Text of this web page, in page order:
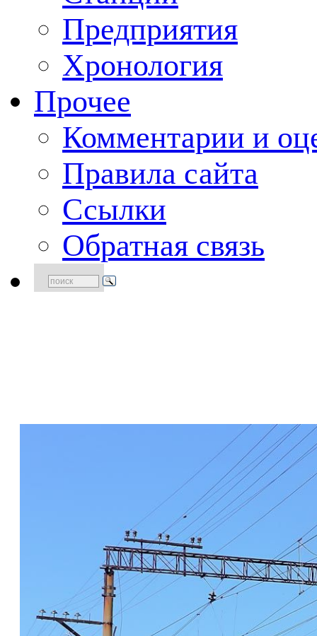
Предприятия
Хронология
Прочее
Комментарии и
Правила сайта
Ссылки
Обратная связь